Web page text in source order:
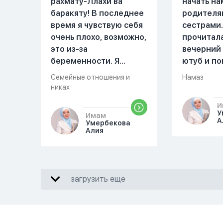
баракяту! В последнее
время я чувствую себя
очень плохо, возможно,
это из-за
беременности. Я
разбудила мужа и
рассказала ему, что со
происходит,он потом
обратно ложился спать
это было около
плохо. Он ответил: «Я
Семейные отношения и
никах
Имам
Умербекова
Алия
ютуб и
увидала
она
намаз
сначала
Намаз
загрузить еще